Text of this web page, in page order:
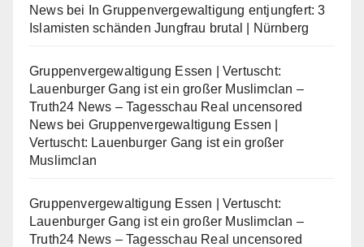
Newsbei
In Gruppenvergewaltigung entjungfert: 3
Islamisten schänden Jungfrau brutal | Nürnberg
Gruppenvergewaltigung Essen | Vertuscht:
Lauenburger Gang ist ein großer Muslimclan –
Truth24 News – Tagesschau Real uncensored
Newsbei Gruppenvergewaltigung Essen |
Vertuscht: Lauenburger Gang ist ein großer
Muslimclan
Gruppenvergewaltigung Essen | Vertuscht:
Lauenburger Gang ist ein großer Muslimclan –
Truth24 News – Tagesschau Real uncensored